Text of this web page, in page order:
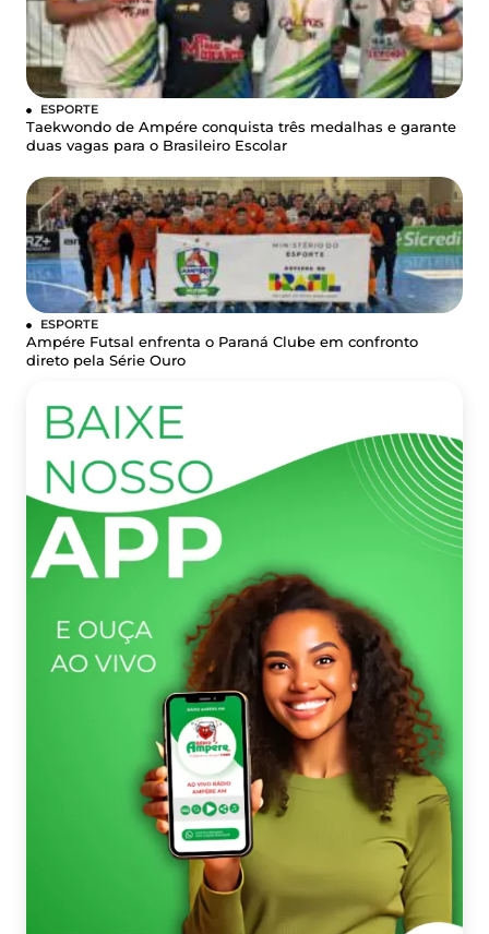
ESPORTE
Taekwondo de Ampére conquista três medalhas e garante
duas vagas para o Brasileiro Escolar
ESPORTE
Ampére Futsal enfrenta o Paraná Clube em confronto
direto pela Série Ouro